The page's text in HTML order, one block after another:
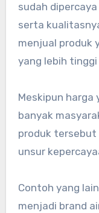
sudah
serta
menjual produk
yang lebih
Meskipun
banyak
produk tersebut
unsur
Contoh yang
menjadi brand